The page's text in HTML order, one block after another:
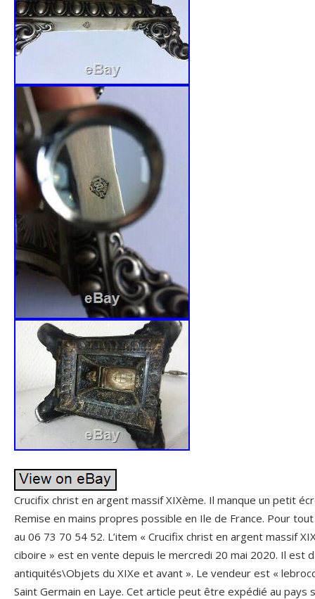
Crucifix christ en argent massif XIXème. Il manque un petit
Remise en mains propres possible en Ile de France. Pour
au 06 73 70 54 52. L’item « Crucifix christ en argent massif
ciboire » est en vente depuis le mercredi 20 mai 2020. Il est
antiquités\Objets du XIXe et avant ». Le vendeur est «
Saint Germain en Laye. Cet article peut être expédié au pays